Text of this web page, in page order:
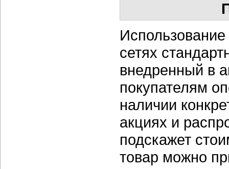
Использование
сетях
внедренный в
покупателям
наличии
акциях и
подскажет
товар можно